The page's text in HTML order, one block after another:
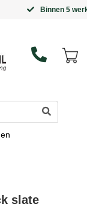
slate